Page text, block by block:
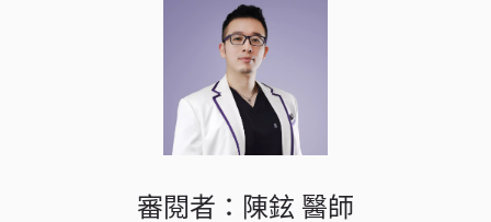
審閱者：陳鉉 醫師